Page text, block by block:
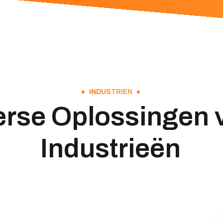
INDUSTRIEN
Oplossingen
Industrieën